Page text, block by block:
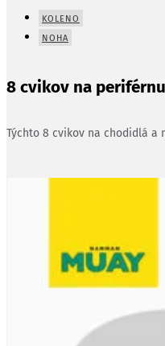
KOLENO
NOHA
8 cvikov na
Týchto 8 cvikov na chodidlá